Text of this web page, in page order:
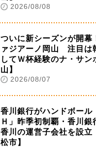
2026/08/08
ついに新シーズンが開幕
ァジアーノ岡山 注目は
してＷ杯経験のナ・サン
山】
2026/08/07
香川銀行がハンドボール
Ｈ」昨季初制覇・香川銀
香川の運営子会社を設立
松市】